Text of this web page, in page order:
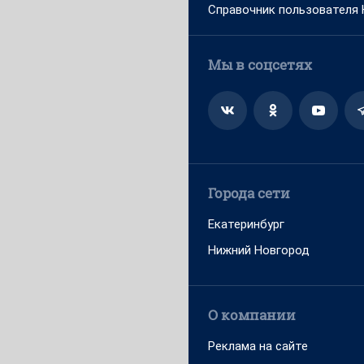
Справочник пользователя
Мы в соцсетях
Города сети
Екатеринбург
Нижний Новгород
О компании
Реклама на сайте